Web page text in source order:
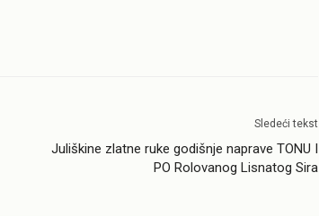
Sledeći tekst
Juliškine zlatne ruke godišnje naprave TONU I
PO Rolovanog Lisnatog Sira